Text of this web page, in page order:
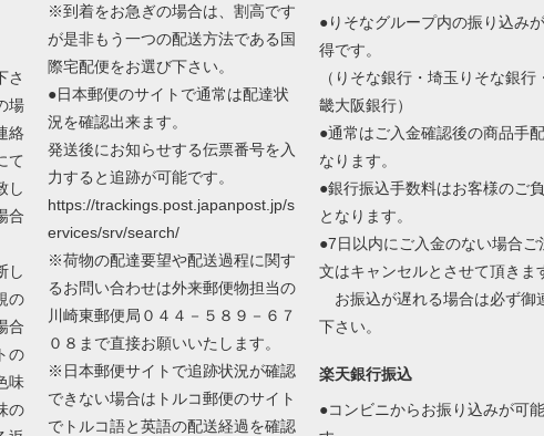
さ
場
絡
て
し
合
し
の
合
の
味
の
※到着をお急ぎの場合は、割高です
が是非もう一つの配送方法である国
際宅配便をお選び下さい。
●日本郵便のサイトで通常は配達状
況を確認出来ます。
発送後にお知らせする伝票番号を入
力すると追跡が可能です。
https://trackings.post.japanpost.jp/s
ervices/srv/search/
※荷物の配達要望や配送過程に関す
るお問い合わせは外来郵便物担当の
川崎東郵便局０４４－５８９－６７
０８まで直接お願いいたします。
※日本郵便サイトで追跡状況が確認
できない場合はトルコ郵便のサイト
でトルコ語と英語の配送経過を確認
●りそなグループ内の振り込み
得です。
（りそな銀行・埼玉りそな銀行
畿大阪銀行）
●通常はご入金確認後の商品手
なります。
●銀行振込手数料はお客様のご
となります。
●7日以内にご入金のない場合ご
文はキャンセルとさせて頂きま
お振込が遅れる場合は必ず御
下さい。
楽天銀行振込
●コンビニからお振り込みが可